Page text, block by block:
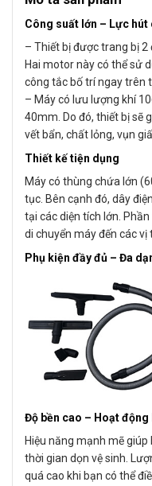
Công suất lớn – Lực hút
– Thiết bị được trang bị 2
Hai motor này có thể sử
công tắc bố trí ngay trên
– Máy có lưu lượng khí
40mm. Do đó, thiết bị sẽ
vết bẩn, chất lỏng, vụn
Thiết kế tiện dụng
Máy có thùng chứa lớn
tục. Bên cạnh đó, dây
tại các diện tích lớn.
di chuyển máy đến các vị
Phụ kiện đầy đủ – Đa
Độ bền cao – Hoạt
Hiệu năng mạnh mẽ
thời gian dọn vệ sinh.
quá cao khi bạn có thể